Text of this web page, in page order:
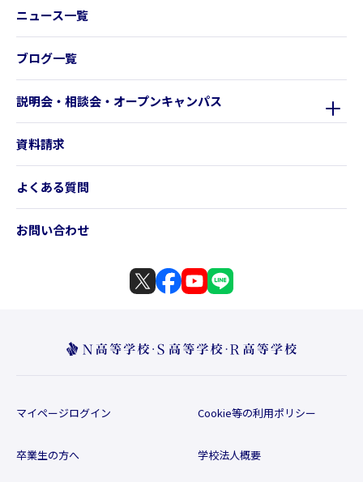
ニュース一覧
ブログ一覧
説明会・相談会・オープンキャンパス
資料請求
よくある質問
お問い合わせ
マイページログイン
卒業生の方へ
Cookie等の利用ポリシー
学校法人概要